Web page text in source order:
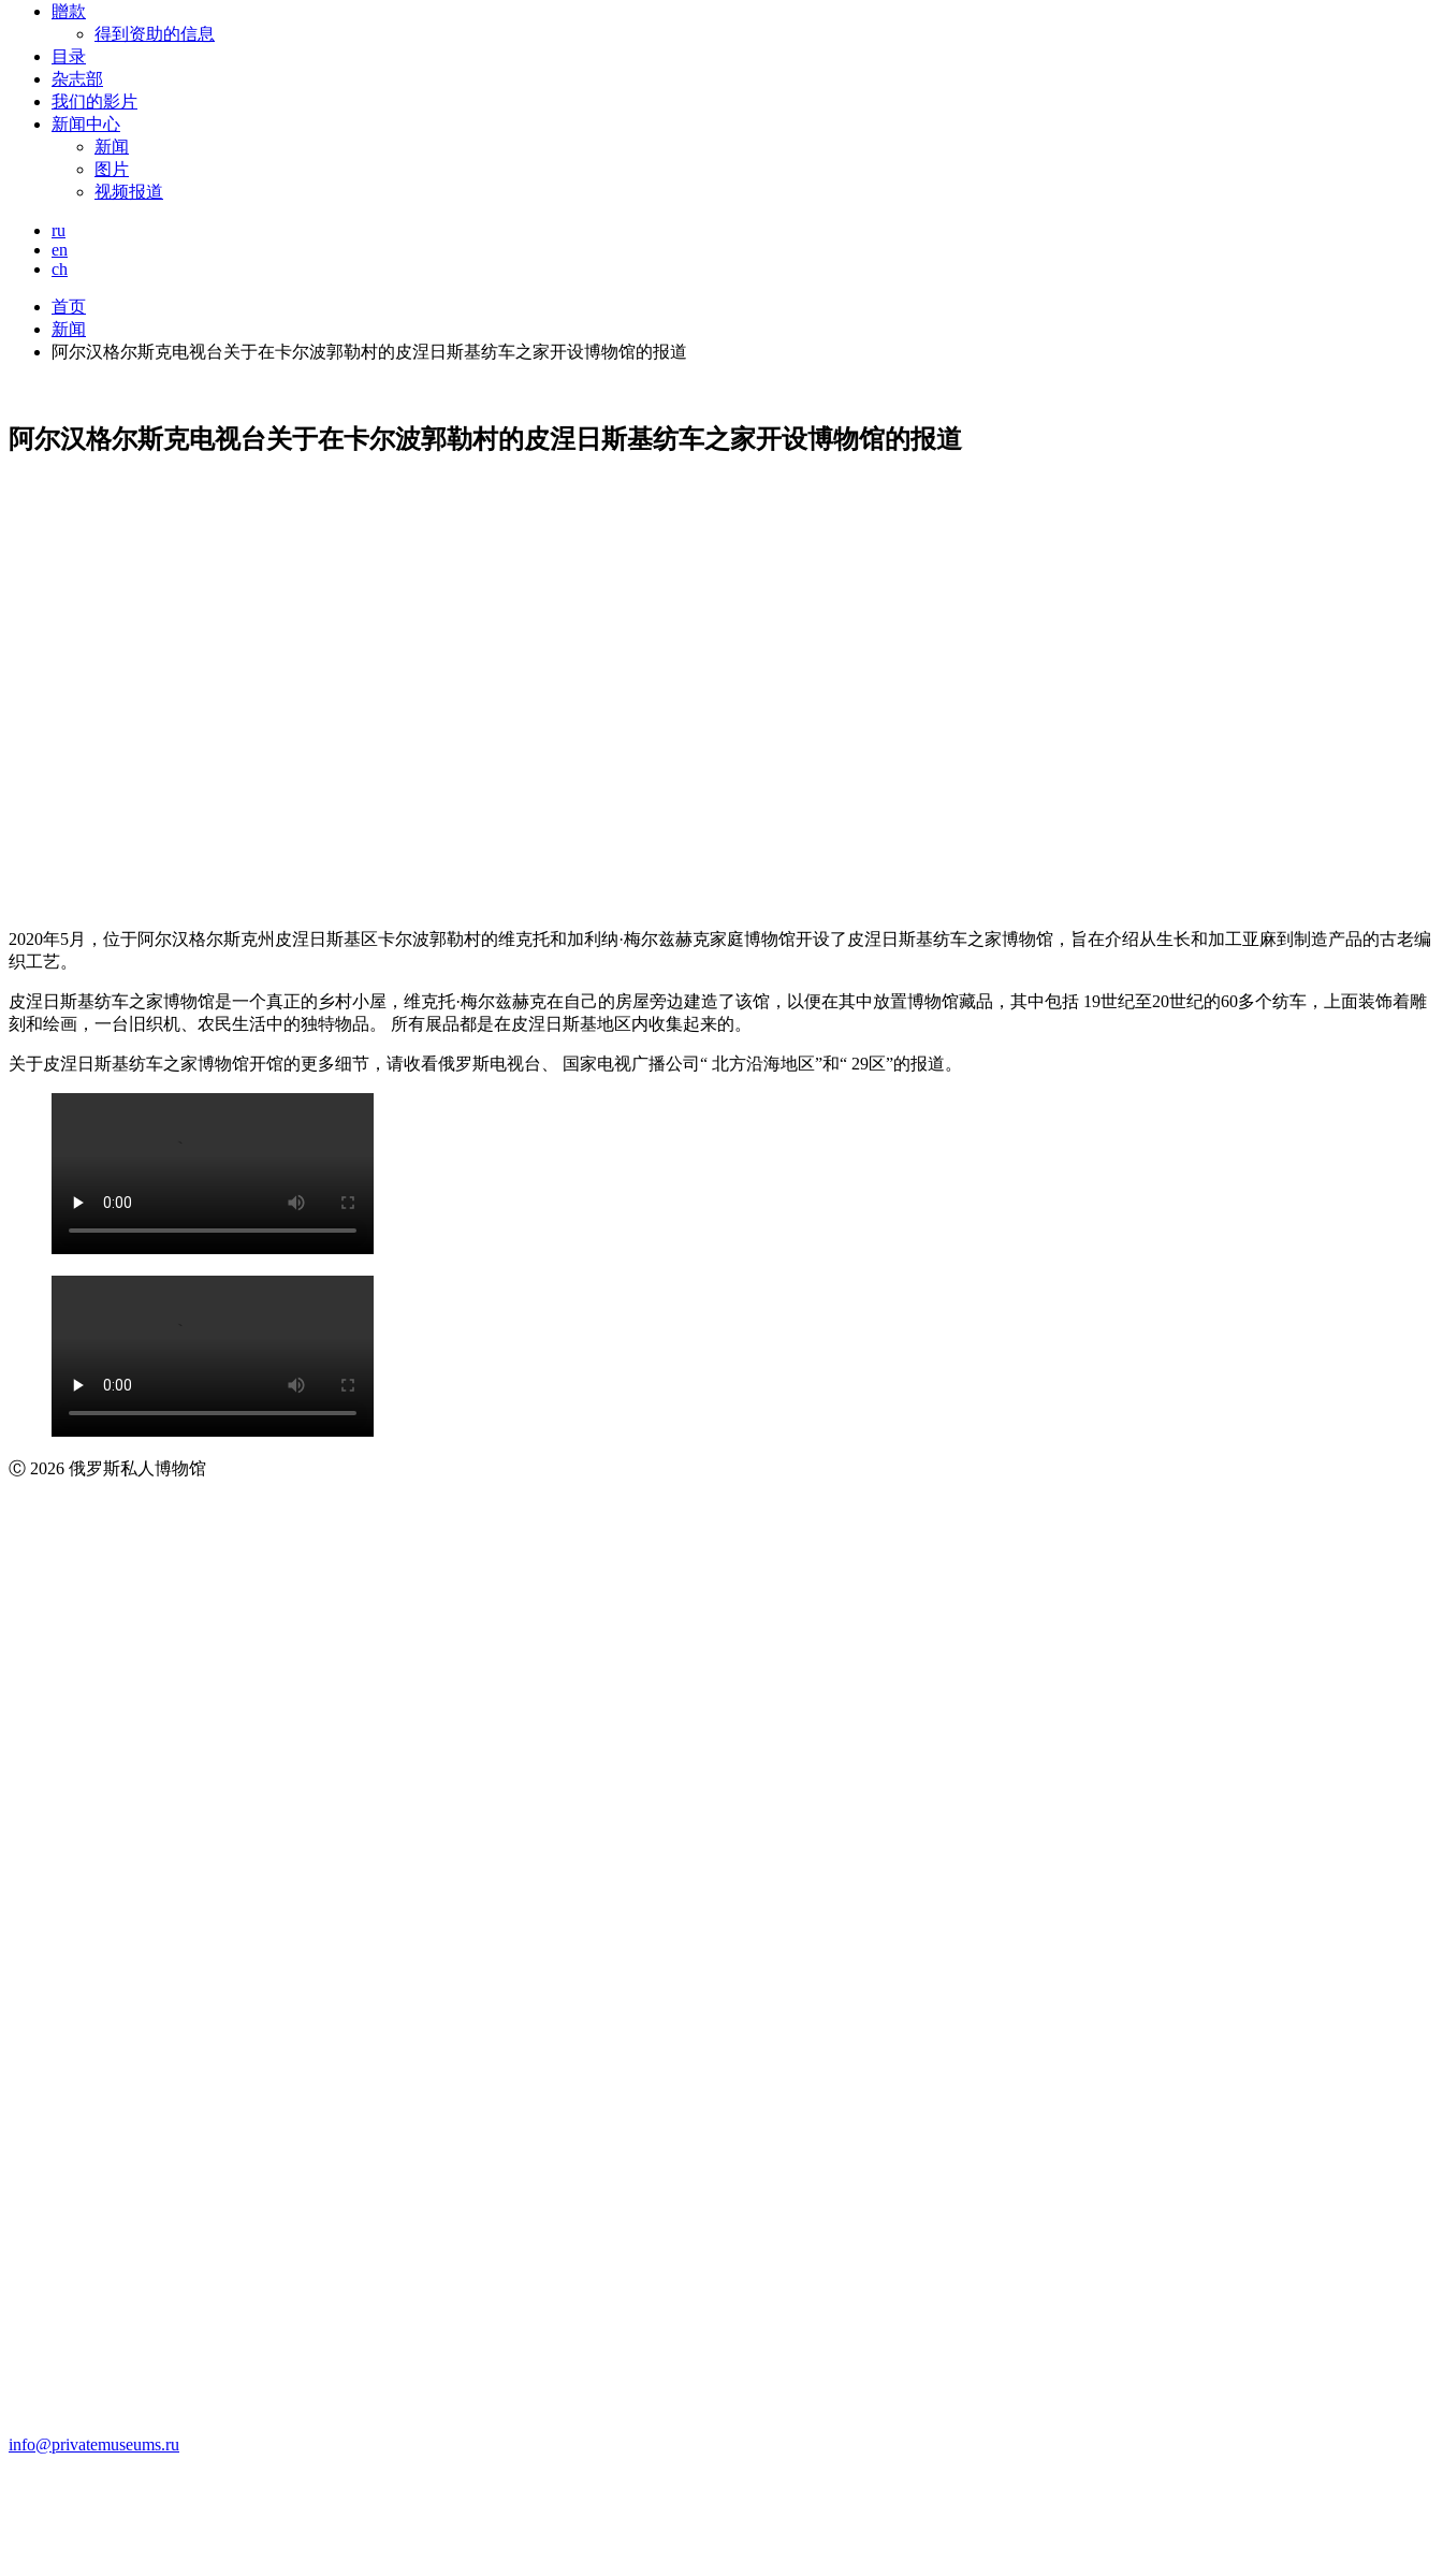
贈款
得到资助的信息
目录
杂志部
我们的影片
新闻中心
新闻
图片
视频报道
ru
en
ch
首页
新闻
阿尔汉格尔斯克电视台关于在卡尔波郭勒村的皮涅日斯基纺车之家开设博物馆的报道
阿尔汉格尔斯克电视台关于在卡尔波郭勒村的皮涅日斯基纺车之家开设博物馆的报道
2020年5月，位于阿尔汉格尔斯克州皮涅日斯基区卡尔波郭勒村的维克托和加利纳·梅尔兹赫克家庭博物馆开设了皮涅日斯基纺车之家博物馆，旨在介绍从生长和加工亚麻到制造产品的古老编
织工艺。
皮涅日斯基纺车之家博物馆是一个真正的乡村小屋，维克托·梅尔兹赫克在自己的房屋旁边建造了该馆，以便在其中放置博物馆藏品，其中包括 19世纪至20世纪的60多个纺车，上面装饰着雕
刻和绘画，一台旧织机、农民生活中的独特物品。 所有展品都是在皮涅日斯基地区内收集起来的。
关于皮涅日斯基纺车之家博物馆开馆的更多细节，请收看俄罗斯电视台、 国家电视广播公司“ 北方沿海地区”和“ 29区”的报道。
Ⓒ 2026 俄罗斯私人博物馆
info@privatemuseums.ru